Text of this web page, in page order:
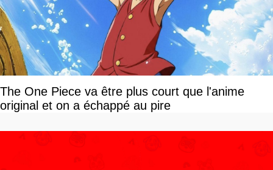
The One Piece va être plus court que l'anime
original et on a échappé au pire